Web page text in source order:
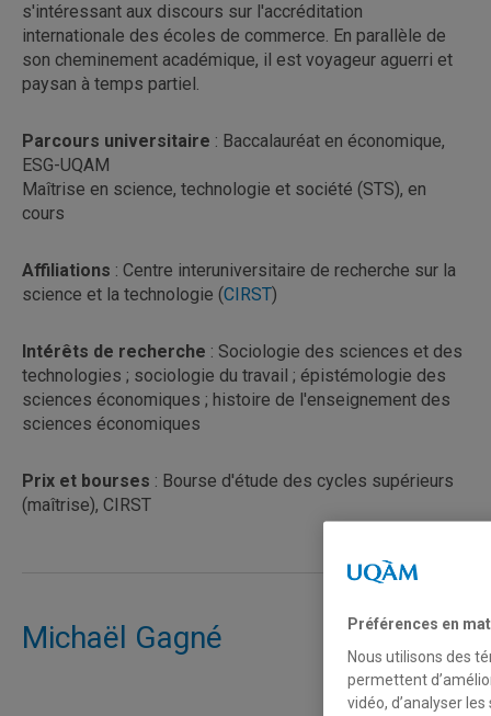
s'intéressant aux discours sur l'accréditation
internationale des écoles de commerce. En parallèle de
son cheminement académique, il est voyageur aguerri et
paysan à temps partiel.
Parcours universitaire : Baccalauréat en économique,
ESG-UQAM
Maîtrise en science, technologie et société (STS), en
cours
Affiliations : Centre interuniversitaire de recherche sur la
science et la technologie (CIRST)
Intérêts de recherche : Sociologie des sciences et des
technologies ; sociologie du travail ; épistémologie des
sciences économiques ; histoire de l'enseignement des
sciences économiques
Prix et bourses : Bourse d'étude des cycles supérieurs
(maîtrise), CIRST
Michaël Gagné
Préférences en
Nous utilisons des
permettent
vidéo, d’analyser